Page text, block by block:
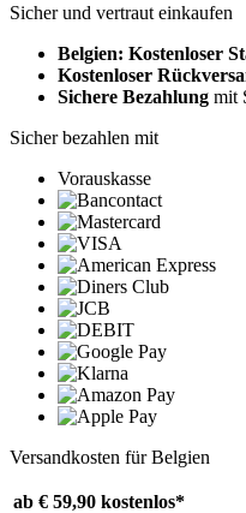
Sicher und vertraut einkaufen
Belgien: Kostenloser
Kostenloser
Sichere Bezahlung mit
Sicher bezahlen mit
Vorauskasse
Versandkosten für Belgien
ab € 59,90 kostenlos*